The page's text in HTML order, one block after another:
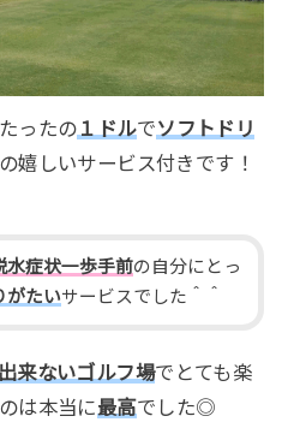
ったの １ドルでソフトドリ
嬉しいサービス付きです！
水症状一歩手前の自分にとっ
がたいサービスでした＾＾
来ないゴルフ場でとても楽
は本当に最高でした◎